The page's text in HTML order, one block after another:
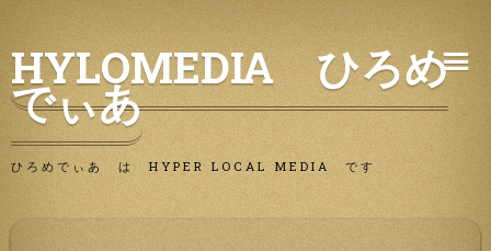
to
content
HYLOMEDIA ひろめ
でぃあ
ひろめでぃあ は HYPER LOCAL MEDIA です